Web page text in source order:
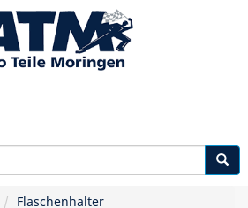
Flaschenhalter